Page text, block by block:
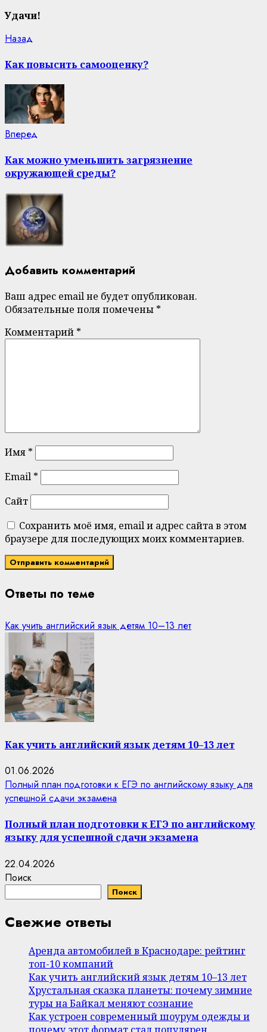
Удачи!
Continue
Reading
Назад
Как повысить самооценку?
Вперед
Как можно уменьшить загрязнение
окружающей среды?
Добавить комментарий
Ваш адрес email не будет опубликован.
Обязательные поля помечены *
Комментарий *
Имя *
Email *
Сайт
Сохранить моё имя, email и адрес сайта в этом
браузере для последующих моих комментариев.
Ответы по теме
Как учить английский язык детям 10–13 лет
Как учить английский язык детям 10–13 лет
01.06.2026
Полный план подготовки к ЕГЭ по английскому языку для
успешной сдачи экзамена
Полный план подготовки к ЕГЭ по английскому
языку для успешной сдачи экзамена
22.04.2026
Поиск
Поиск
Свежие ответы
Аренда автомобилей в Краснодаре: рейтинг
топ-10 компаний
Как учить английский язык детям 10–13 лет
Хрустальная сказка планеты: почему зимние
туры на Байкал меняют сознание
Как устроен современный шоурум одежды и
почему этот формат стал популярен